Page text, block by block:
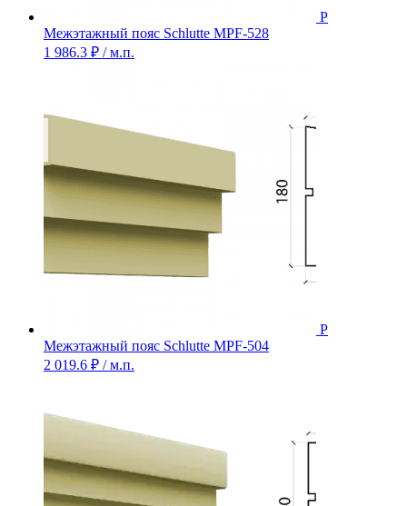
Межэтажный пояс Schlutte MPF-528
1 986.3 ₽ / м.п.
Межэтажный пояс Schlutte MPF-504
2 019.6 ₽ / м.п.